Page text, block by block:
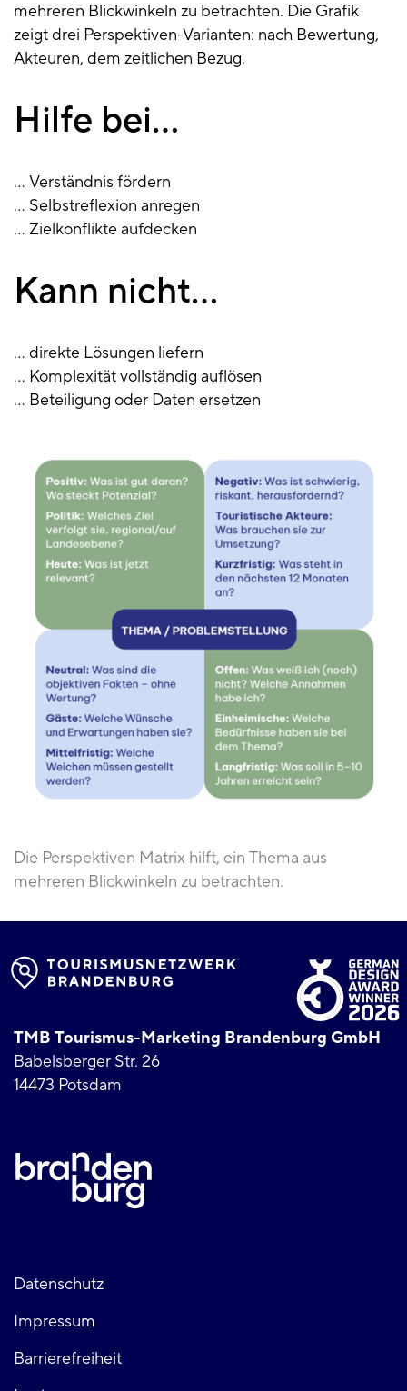
mehreren Blickwinkeln zu betrachten. Die Grafik
zeigt drei Perspektiven-Varianten: nach Bewertung,
Akteuren, dem zeitlichen Bezug.
Hilfe bei…
… Verständnis fördern
… Selbstreflexion anregen
… Zielkonflikte aufdecken
Kann nicht…
… direkte Lösungen liefern
… Komplexität vollständig auflösen
… Beteiligung oder Daten ersetzen
Die Perspektiven Matrix hilft, ein Thema aus
mehreren Blickwinkeln zu betrachten.
TMB Tourismus-Marketing Brandenburg GmbH
Babelsberger Str. 26
14473 Potsdam
Fußzeile
links
Datenschutz
Impressum
Barrierefreiheit